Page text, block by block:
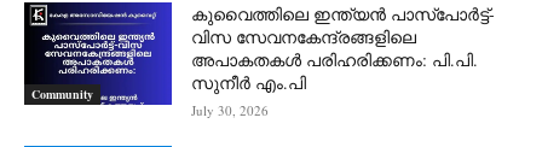
Community
കുവൈത്തിലെ ഇന്ത്യൻ പാസ്‌പോർട്ട്-
വിസ സേവനകേന്ദ്രങ്ങളിലെ
അപാകതകൾ പരിഹരിക്കണം: പി.പി.
സുനീർ എം.പി
July 30, 2026